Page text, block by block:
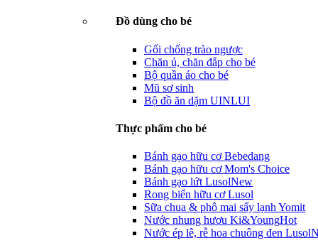
Đồ dùng cho bé
Gối chống trào ngược
Chăn ủ, chăn đắp cho bé
Bộ quần áo cho bé
Mũ sơ sinh
Bộ đồ ăn dặm UINLUI
Thực phẩm cho bé
Bánh gạo hữu cơ Bebedang
Bánh gạo hữu cơ Mom's Choice
Bánh gạo lứt LusolNew
Rong biển hữu cơ Lusol
Sữa chua & phô mai sấy lạnh Yomit
Nước nhung hươu Ki&YoungHot
Nước ép lê, rễ hoa chuông đen Lusol